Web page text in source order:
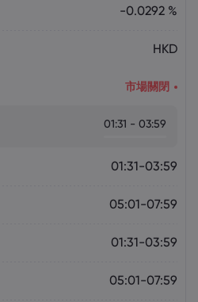
-0.0292 %
HKD
市場關閉
01:31 - 03:59
01:31-03:59
05:01-07:59
01:31-03:59
05:01-07:59